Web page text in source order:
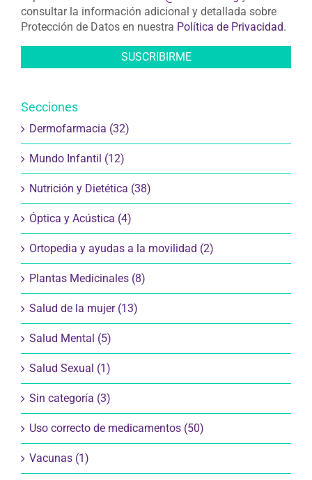
consultar la información adicional y detallada sobre
Protección de Datos en nuestra Política de Privacidad.
Secciones
Dermofarmacia (32)
Mundo Infantil (12)
Nutrición y Dietética (38)
Óptica y Acústica (4)
Ortopedia y ayudas a la movilidad (2)
Plantas Medicinales (8)
Salud de la mujer (13)
Salud Mental (5)
Salud Sexual (1)
Sin categoría (3)
Uso correcto de medicamentos (50)
Vacunas (1)